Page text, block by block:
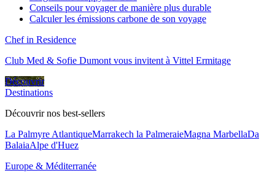
Conseils pour voyager de manière plus durable
Calculer les émissions carbone de son voyage
Chef in Residence
Club Med & Sofie Dumont vous invitent à Vittel Ermitage
Découvrir
Destinations
Découvrir nos best-sellers
La Palmyre AtlantiqueMarrakech la PalmeraieMagna MarbellaDa
BalaiaAlpe d'Huez
Europe & Méditerranée